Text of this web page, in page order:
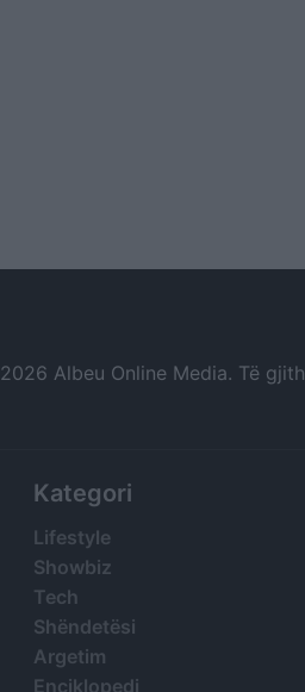
2026 Albeu Online Media. Të
Kategori
Lifestyle
Showbiz
Tech
Shëndetësi
Argetim
Enciklopedi